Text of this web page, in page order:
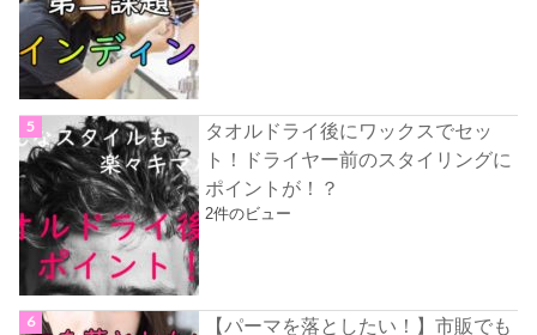
タオルドライ後にワックスでセッ
ト！ドライヤー前のスタイリングに
ポイントが！？
2件のビュー
【パーマを落としたい！】市販でも